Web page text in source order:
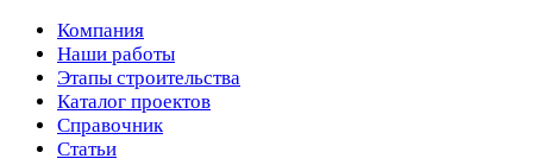
Компания
Наши работы
Этапы строительства
Каталог проектов
Справочник
Статьи